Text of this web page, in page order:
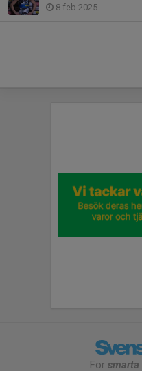
8 feb 2025
För smarta